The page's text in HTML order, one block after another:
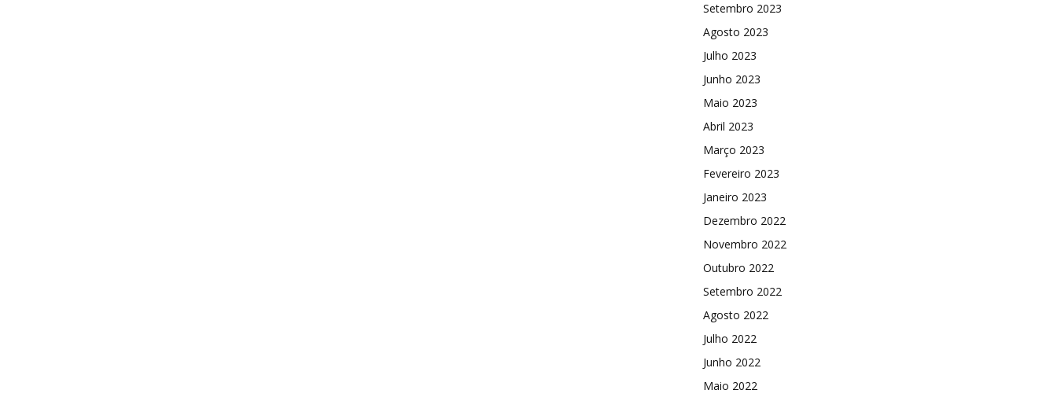
Setembro 2023
Agosto 2023
Julho 2023
Junho 2023
Maio 2023
Abril 2023
Março 2023
Fevereiro 2023
Janeiro 2023
Dezembro 2022
Novembro 2022
Outubro 2022
Setembro 2022
Agosto 2022
Julho 2022
Junho 2022
Maio 2022